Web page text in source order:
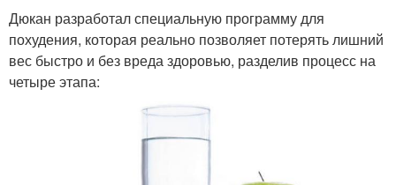
Дюкан разработал специальную программу для
похудения, которая реально позволяет потерять лишний
вес быстро и без вреда здоровью, разделив процесс на
четыре этапа: